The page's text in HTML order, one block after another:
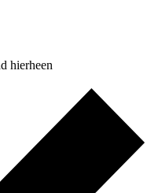
hierheen